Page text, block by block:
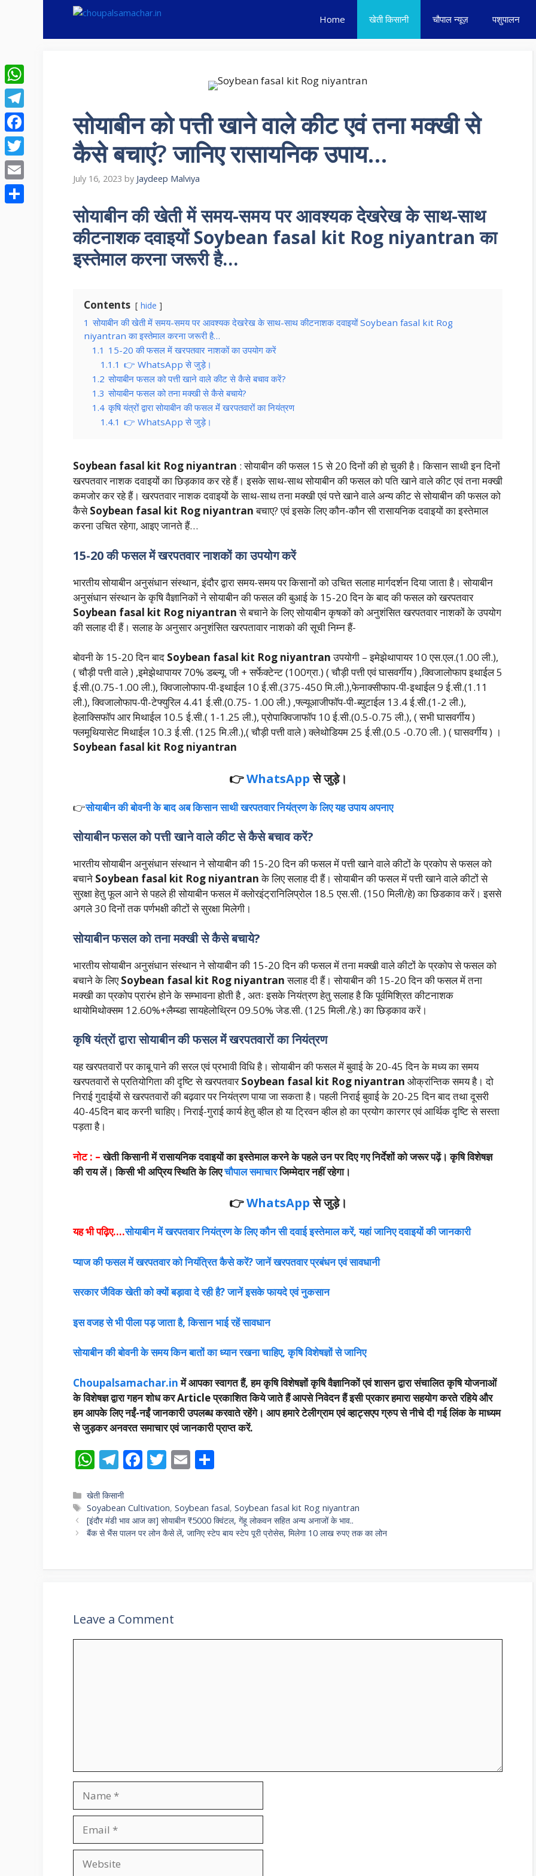
Home खेती किसानी चौपाल न्यूज़ पशुपालन
सोयाबीन को पत्ती खाने वाले कीट एवं तना मक्खी से
कैसे बचाएं? जानिए रासायनिक उपाय…
July 16, 2023 by Jaydeep Malviya
सोयाबीन की खेती में समय-समय पर आवश्यक देखरेख के साथ-साथ
कीटनाशक दवाइयों Soybean fasal kit Rog niyantran का
इस्तेमाल करना जरूरी है…
Contents hide
1 सोयाबीन की खेती में समय-समय पर आवश्यक देखरेख के साथ-साथ कीटनाशक दवाइयों Soybean fasal kit Rog
niyantran का इस्तेमाल करना जरूरी है…
1.1 15-20 की फसल में खरपतवार नाशकों का उपयोग करें
1.1.1 👉 WhatsApp से जुड़े।
1.2 सोयाबीन फसल को पत्ती खाने वाले कीट से कैसे बचाव करें?
1.3 सोयाबीन फसल को तना मक्खी से कैसे बचाये?
1.4 कृषि यंत्रों द्वारा सोयाबीन की फसल मेंं खरपतवारों का नियंत्रण
1.4.1 👉 WhatsApp से जुड़े।
Soybean fasal kit Rog niyantran : सोयाबीन की फसल 15 से 20 दिनों की हो चुकी है। किसान साथी इन दिनों
खरपतवार नाशक दवाइयों का छिड़काव कर रहे हैं। इसके साथ-साथ सोयाबीन की फसल को पति खाने वाले कीट एवं तना मक्खी
कमजोर कर रहे हैं। खरपतवार नाशक दवाइयों के साथ-साथ तना मक्खी एवं पत्ते खाने वाले अन्य कीट से सोयाबीन की फसल को
कैसेSoybean fasal kit Rog niyantranबचाए? एवं इसके लिए कौन-कौन सी रासायनिक दवाइयों का इस्तेमाल
करना उचित रहेगा, आइए जानते हैं…
15-20 की फसल में खरपतवार नाशकों का उपयोग करें
भारतीय सोयाबीन अनुसंधान संस्थान, इंदौर द्वारा समय-समय पर किसानों को उचित सलाह मार्गदर्शन दिया जाता है। सोयाबीन
अनुसंधान संस्थान के कृषि वैज्ञानिकों ने सोयाबीन की फसल की बुआई के 15-20 दिन के बाद की फसल को खरपतवार
Soybean fasal kit Rog niyantranसे बचाने के लिए सोयाबीन कृषकों को अनुशंसित खरपतवार नाशकों के उपयोग
की सलाह दी हैं। सलाह के अनुसार अनुशंसित खरपतावार नाशको की सूची निम्न हैं-
बोवनी के 15-20 दिन बाद Soybean fasal kit Rog niyantranउपयोगी – इमेझेथापायर 10 एस.एल.(1.00 ली.),
( चौड़ी पत्ती वाले ) ,इमेझेथापायर 70% डब्ल्यू. जी + सर्फेक्टेन्ट (100ग्रा.) ( चौड़ी पत्ती एवं घासवर्गीय ) ,क्विजालोफाप इथाईल 5
ई.सी.(0.75-1.00 ली.), क्विजालोफाप-पी-इथाईल 10 ई.सी.(375-450 मि.ली.),फेनाक्सीफाप-पी-इथाईल 9 ई.सी.(1.11
ली.), क्विजालोफाप-पी-टेफ्युरिल 4.41 ई.सी.(0.75- 1.00 ली.) ,फ्ल्यूआजीफॉप-पी-ब्युटाईल 13.4 ई.सी.(1-2 ली.),
हेलाक्सिफॉप आर मिथाईल 10.5 ई.सी.( 1-1.25 ली.), प्रोपाक्विजाफॉप 10 ई.सी.(0.5-0.75 ली.), ( सभी घासवर्गीय )
फ्लमूथियासेट मिथाईल 10.3 ई.सी. (125 मि.ली.),( चौड़ी पत्ती वाले ) क्लेथोडियम 25 ई.सी.(0.5 -0.70 ली. ) ( घासवर्गीय ) ।
Soybean fasal kit Rog niyantran
👉WhatsApp से जुड़े।
👉सोयाबीन की बोवनी के बाद अब किसान साथी खरपतवार नियंत्रण के लिए यह उपाय अपनाए
सोयाबीन फसल को पत्ती खाने वाले कीट से कैसे बचाव करें?
भारतीय सोयाबीन अनुसंधान संस्थान ने सोयाबीन की 15-20 दिन की फसल में पत्ती खाने वाले कीटों के प्रकोप से फसल को
बचाने Soybean fasal kit Rog niyantranके लिए सलाह दी हैं। सोयाबीन की फसल में पत्ती खाने वाले कीटों से
सुरक्षा हेतु फूल आने से पहले ही सोयाबीन फसल में क्लोरइंट्रानिलिप्रोल 18.5 एस.सी. (150 मिली/हे) का छिडकाव करें। इससे
अगले 30 दिनों तक पर्णभक्षी कीटों से सुरक्षा मिलेगी।
सोयाबीन फसल को तना मक्खी से कैसे बचाये?
भारतीय सोयाबीन अनुसंधान संस्थान ने सोयाबीन की 15-20 दिन की फसल में तना मक्खी वाले कीटों के प्रकोप से फसल को
बचाने के लिएSoybean fasal kit Rog niyantranसलाह दी हैं। सोयाबीन की 15-20 दिन की फसल में तना
मक्खी का प्रकोप प्रारंभ होने के सम्भावना होती है , अतः इसके नियंत्रण हेतु सलाह है कि पूर्वमिश्रित कीटनाशक
थायोमिथोक्सम 12.60%+लैम्ब्डा सायहेलोथ्रिन 09.50% जेड.सी. (125 मिली./हे.) का छिड़काव करें।
कृषि यंत्रों द्वारा सोयाबीन की फसल मेंं खरपतवारों का नियंत्रण
यह खरपतवारों पर काबू पाने की सरल एवं प्रभावी विधि है। सोयाबीन की फसल में बुवाई के 20-45 दिन के मध्य का समय
खरपतवारों से प्रतियोगिता की दृष्टि से खरपतवारSoybean fasal kit Rog niyantran ओक्रांन्तिक समय है। दो
निराई गुदाईयों से खरपतवारों की बढ़वार पर नियंत्रण पाया जा सकता है। पहली निराई बुवाई के 20-25 दिन बाद तथा दूसरी
40-45दिन बाद करनी चाहिए। निराई-गुराई कार्य हेतु व्हील हो या ट्रिवन व्हील हो का प्रयोग कारगर एवं आर्थिक दृष्टि से सस्ता
पड़ता है।
नोट : –खेती किसानी में रासायनिक दवाइयों का इस्तेमाल करने के पहले उन पर दिए गए निर्देशों को जरूर पढ़ें। कृषि विशेषज्ञ
की राय लें। किसी भी अप्रिय स्थिति के लिएचौपाल समाचारजिम्मेदार नहीं रहेगा।
👉WhatsApp से जुड़े।
यह भी पढ़िए….सोयाबीन में खरपतवार नियंत्रण के लिए कौन सी दवाई इस्तेमाल करें, यहां जानिए दवाइयों की जानकारी
प्याज की फसल में खरपतवार को नियंत्रित कैसे करें? जानें खरपतवार प्रबंधन एवं सावधानी
सरकार जैविक खेती को क्यों बड़ावा दे रही है? जानें इसके फायदे एवं नुकसान
इस वजह से भी पीला पड़ जाता है, किसान भाई रहें सावधान
सोयाबीन की बोवनी के समय किन बातों का ध्यान रखना चाहिए, कृषि विशेषज्ञों से जानिए
Choupalsamachar.inमें आपका स्वागत हैं, हम कृषि विशेषज्ञों कृषि वैज्ञानिकों एवं शासन द्वारा संचालित कृषि योजनाओं
के विशेषज्ञ द्वारा गहन शोध कर Article प्रकाशित किये जाते हैं आपसे निवेदन हैं इसी प्रकार हमारा सहयोग करते रहिये और
हम आपके लिए नईं-नईं जानकारी उपलब्ध करवाते रहेंगे। आप हमारे टेलीग्राम एवं व्हाट्सएप ग्रुप से नीचे दी गई लिंक के माध्यम
से जुड़कर अनवरत समाचार एवं जानकारी प्राप्त करें.
W
at
s
A
T
e
gr
a
F
b
o
T
er
E
l
ar
e
Categories
खेती किसानी
Tags
Soyabean Cultivation,Soybean fasal,Soybean fasal kit Rog niyantran
[इंदौर मंडी भाव आज का] सोयाबीन ₹5000 क्विंटल, गेंहू लोकवन सहित अन्य अनाजों के भाव..
बैंक से भैंस पालन पर लोन कैसे लें, जानिए स्टेप बाय स्टेप पूरी प्रोसेस, मिलेगा 10 लाख रुपए तक का लोन
Leave a Comment
WhatsApp
Telegram
Facebook
Twitter
Email